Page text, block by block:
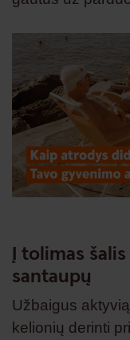
Į tolimas
santaupų
Užbaigus
kelionių derinti